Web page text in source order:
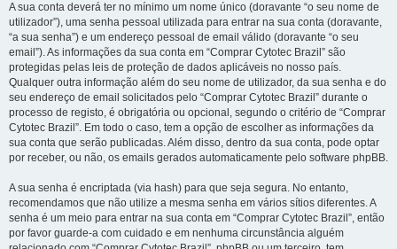
A sua conta deverá ter no mínimo um nome único (doravante “o seu nome de
utilizador”), uma senha pessoal utilizada para entrar na sua conta (doravante,
“a sua senha”) e um endereço pessoal de email válido (doravante “o seu
email”). As informações da sua conta em “Comprar Cytotec Brazil” são
protegidas pelas leis de proteção de dados aplicáveis no nosso país.
Qualquer outra informação além do seu nome de utilizador, da sua senha e do
seu endereço de email solicitados pelo “Comprar Cytotec Brazil” durante o
processo de registo, é obrigatória ou opcional, segundo o critério de “Comprar
Cytotec Brazil”. Em todo o caso, tem a opção de escolher as informações da
sua conta que serão publicadas. Além disso, dentro da sua conta, pode optar
por receber, ou não, os emails gerados automaticamente pelo software phpBB.
A sua senha é encriptada (via hash) para que seja segura. No entanto,
recomendamos que não utilize a mesma senha em vários sítios diferentes. A
senha é um meio para entrar na sua conta em “Comprar Cytotec Brazil”, então
por favor guarde-a com cuidado e em nenhuma circunstância alguém